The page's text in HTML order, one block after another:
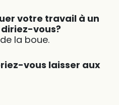
votre travail à un
diriez-vous?
la boue.
vous laisser aux